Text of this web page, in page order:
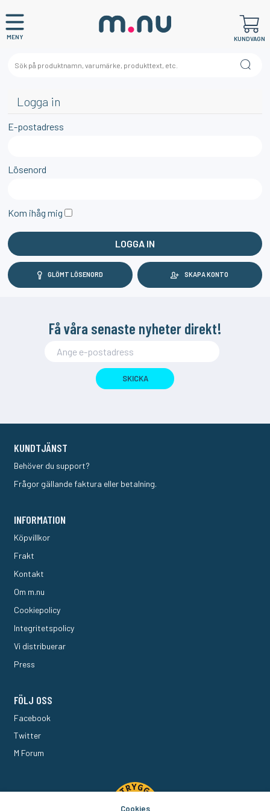
MENY KUNDVAGN
Logga in
E-postadress
Lösenord
Kom ihåg mig
GLÖMT LÖSENORD SKAPA KONTO
Få våra senaste nyheter direkt!
SKICKA
KUNDTJÄNST
Behöver du support?
Frågor gällande faktura eller betalning.
INFORMATION
Köpvillkor
Frakt
Kontakt
Om m.nu
Cookiepolicy
Integritetspolicy
Vi distribuerar
Press
FÖLJ OSS
Facebook
Twitter
M Forum
Cookies